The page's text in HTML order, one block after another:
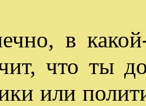
в
что ты
или